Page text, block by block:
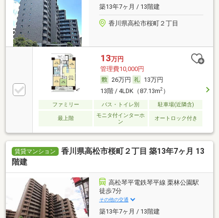
築13年7ヶ月 / 13階建
香川県高松市桜町２丁目
13万円
管理費10,000円
26万円
13万円
13階 / 4LDK（87.13m2）
ファミリー バス・トイレ別 駐車場(近隣含)
最上階
モニタ付インターホ
ン
オートロック付き
賃貸マンション
香川県高松市桜町２丁目 築13年7ヶ月 13
階建
高松琴平電鉄琴平線 栗林公園駅
徒歩7分
その他の交通
築13年7ヶ月 / 13階建